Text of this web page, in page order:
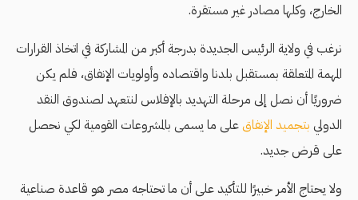
الخارج، وكلها مصادر غير مستقرة.
نرغب في ولاية الرئيس الجديدة بدرجة أكبر من المشاركة في اتخاذ القرارات
المهمة المتعلقة بمستقبل بلدنا واقتصاده وأولويات الإنفاق، فلم يكن
ضروريًا أن نصل إلى مرحلة التهديد بالإفلاس لنتعهد لصندوق النقد
الدولي بتجميد الإنفاقعلى ما يسمى بالمشروعات القومية لكي نحصل
على قرض جديد.
ولا يحتاج الأمر خبيرًا للتأكيد على أن ما تحتاجه مصر هو قاعدة صناعية